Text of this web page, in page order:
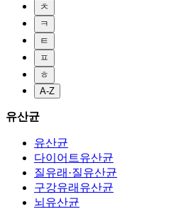
ㅊ
ㅋ
ㅌ
ㅍ
ㅎ
A-Z
유산균
유산균
다이어트유산균
질유래·질유산균
구강유래유산균
뇌유산균